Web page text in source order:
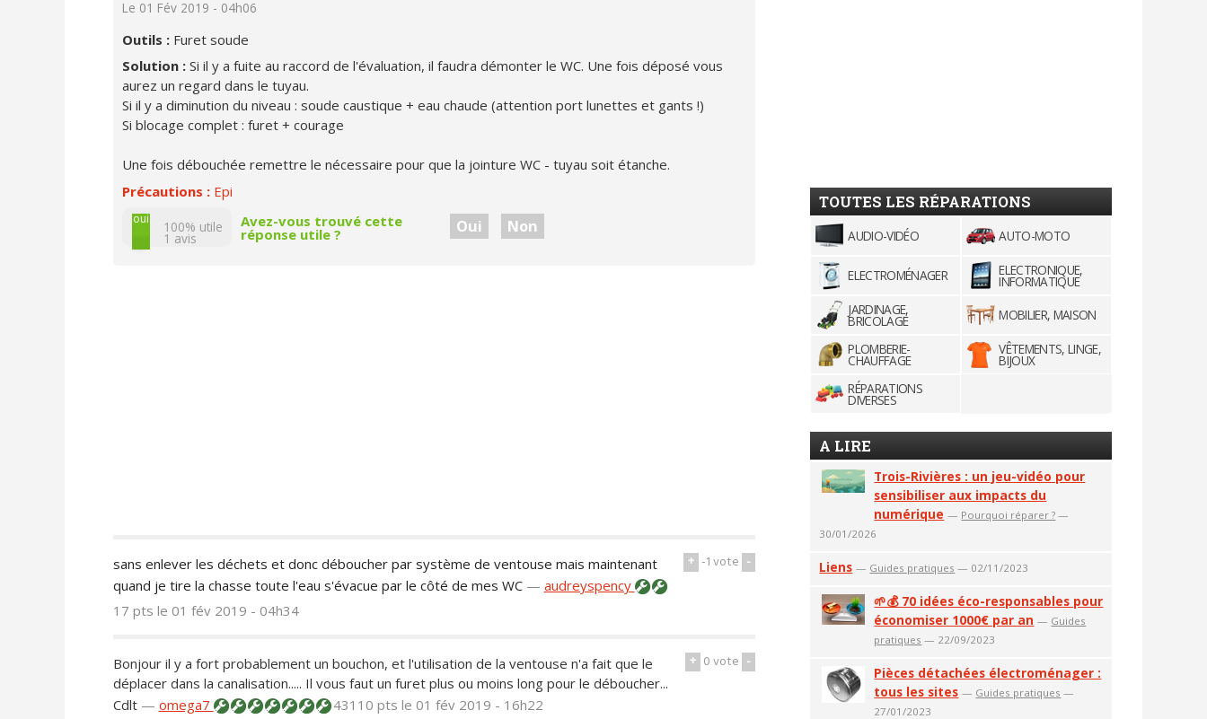
Le 01 Fév 2019 - 04h06
Outils : Furet soude
Solution : Si il y a fuite au raccord de l'évaluation, il faudra démonter le WC. Une fois déposé vous
aurez un regard dans le tuyau.
Si il y a diminution du niveau : soude caustique + eau chaude (attention port lunettes et gants !)
Si blocage complet : furet + courage
Une fois débouchée remettre le nécessaire pour que la jointure WC - tuyau soit étanche.
Précautions : Epi
non
oui 100% utile
1 avis
Avez-vous trouvé cette
réponse utile ? Oui Non
+ -1vote -
sans enlever les déchets et donc déboucher par système de ventouse mais maintenant
quand je tire la chasse toute l'eau s'évacue par le côté de mes WC — audreyspency
17 pts le 01 fév 2019 - 04h34
+ 0vote -
Bonjour il y a fort probablement un bouchon, et l'utilisation de la ventouse n'a fait que le
déplacer dans la canalisation..... Il vous faut un furet plus ou moins long pour le déboucher...
Cdlt — omega7 43110 pts le 01 fév 2019 - 16h22
TOUTES LES RÉPARATIONS
AUDIO-VIDÉO AUTO-MOTO
ELECTROMÉNAGER ELECTRONIQUE,
INFORMATIQUE
JARDINAGE,
BRICOLAGE
MOBILIER, MAISON
PLOMBERIE-
CHAUFFAGE
VÊTEMENTS, LINGE,
BIJOUX
RÉPARATIONS
DIVERSES
A LIRE
Trois-Rivières : un jeu-vidéo pour
sensibiliser aux impacts du
numérique — Pourquoi réparer ? —
30/01/2026
Liens — Guides pratiques — 02/11/2023
🌱💰 70 idées éco-responsables pour
économiser 1000€ par an — Guides
pratiques — 22/09/2023
Pièces détachées électroménager :
tous les sites — Guides pratiques —
27/01/2023